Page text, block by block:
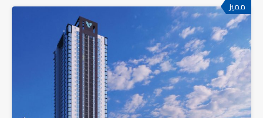
مميز